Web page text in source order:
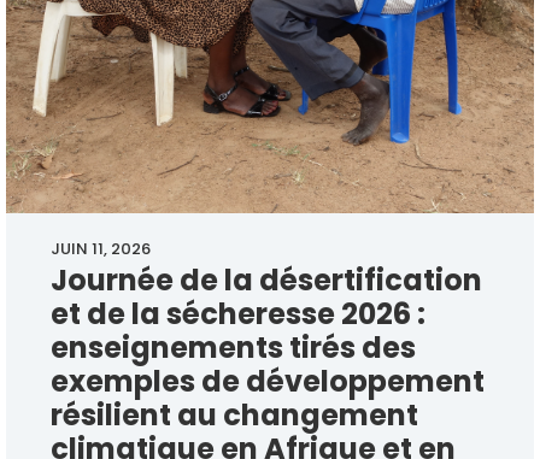
JUIN 11, 2026
Journée de la désertification
et de la sécheresse 2026 :
enseignements tirés des
exemples de développement
résilient au changement
climatique en Afrique et en